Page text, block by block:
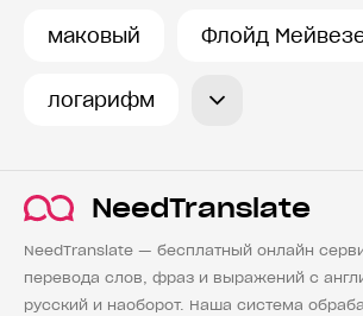
маковый Флойд
логарифм
NeedTranslate
NeedTranslate — бесплатный онлайн
перевода слов, фраз и выражений с
русский и наоборот. Наша система